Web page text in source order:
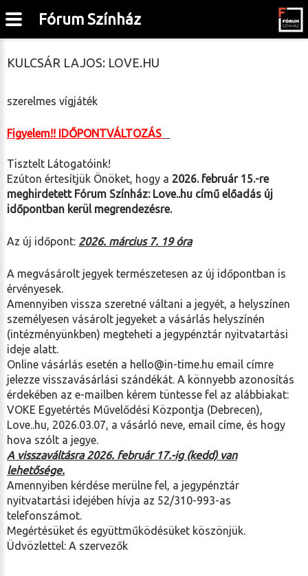
KULCSÁR LAJOS: LOVE.HU
szerelmes vígjáték
Figyelem!! IDŐPONTVÁLTOZÁS
Tisztelt Látogatóink!
Ezúton értesítjük Önöket, hogy a 2026. február 15.-re
meghirdetett Fórum Színház: Love..hu című előadás új
időpontban kerül megrendezésre.
Az új időpont: 2026. március 7. 19 óra
A megvásárolt jegyek természetesen az új időpontban is
érvényesek.
Amennyiben vissza szeretné váltani a jegyét, a helyszínen
személyesen vásárolt jegyeket a vásárlás helyszínén
(intézményünkben) megteheti a jegypénztár nyitvatartási
ideje alatt.
Online vásárlás esetén a hello@in-time.hu email címre
jelezze visszavásárlási szándékát. A könnyebb azonosítás
érdekében az e-mailben kérem tüntesse fel az alábbiakat:
VOKE Egyetértés Művelődési Központja (Debrecen),
Love..hu, 2026.03.07, a vásárló neve, email címe, és hogy
hova szólt a jegye.
A visszaváltásra 2026. február 17.-ig (kedd) van
lehetősége.
Amennyiben kérdése merülne fel, a jegypénztár
nyitvatartási idejében hívja az 52/310-993-as
telefonszámot.
Megértésüket és együttműködésüket köszönjük.
Üdvözlettel: A szervezők
Fórum Színház